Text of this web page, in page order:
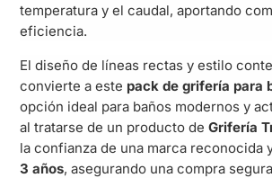
temperatura y el caudal, aportando
eficiencia.
El diseño de líneas rectas y estilo
convierte a este pack de grifería para
opción ideal para baños modernos y
al tratarse de un producto deGrifería
la confianza de una marca reconocida
3 años, asegurando una compra